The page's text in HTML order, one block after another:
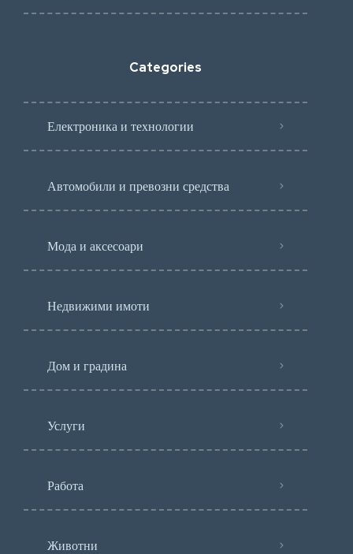
Categories
Електроника и технологии
Автомобили и превозни средства
Мода и аксесоари
Недвижими имоти
Дом и градина
Услуги
Работа
Животни